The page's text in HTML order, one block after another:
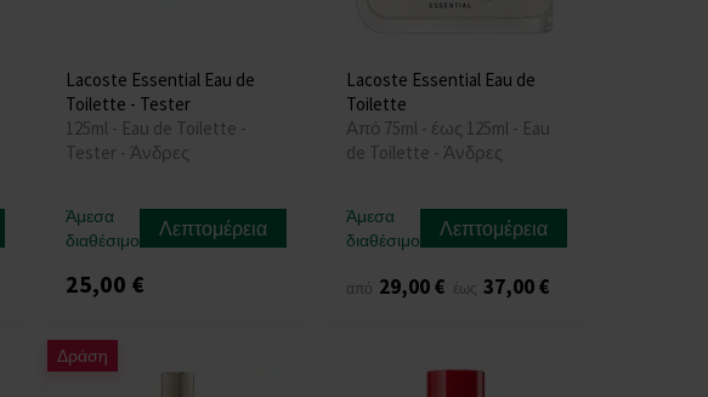
Lacoste Essential Eau de
Toilette - Tester
125ml - Eau de Toilette -
Tester - Άνδρες
Άμεσα
διαθέσιμο
Λεπτομέρεια
25,00 €
Lacoste Essential Eau de
Toilette
Από 75ml - έως 125ml - Eau
de Toilette - Άνδρες
Άμεσα
διαθέσιμο
Λεπτομέρεια
από 29,00 € έως 37,00 €
Δράση